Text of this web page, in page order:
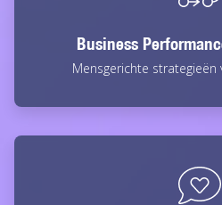
Business
Mensgerichte